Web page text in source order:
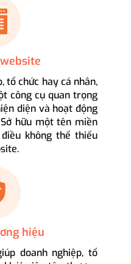
tổ chức hay cá nhân,
công cụ quan trọng
diện và hoạt động
hữu một tên miền
không thể thiếu
hiệu
doanh nghiệp, tổ